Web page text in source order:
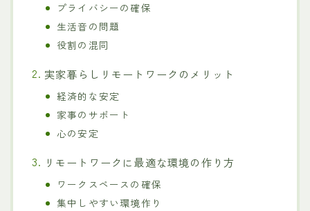
プライバシーの確保
生活音の問題
役割の混同
実家暮らしリモートワークのメリット
経済的な安定
家事のサポート
心の安定
リモートワークに最適な環境の作り方
ワークスペースの確保
集中しやすい環境作り